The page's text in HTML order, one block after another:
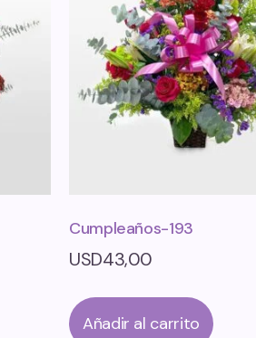
Cumpleaños-193
USD43,00
Añadir al carrito